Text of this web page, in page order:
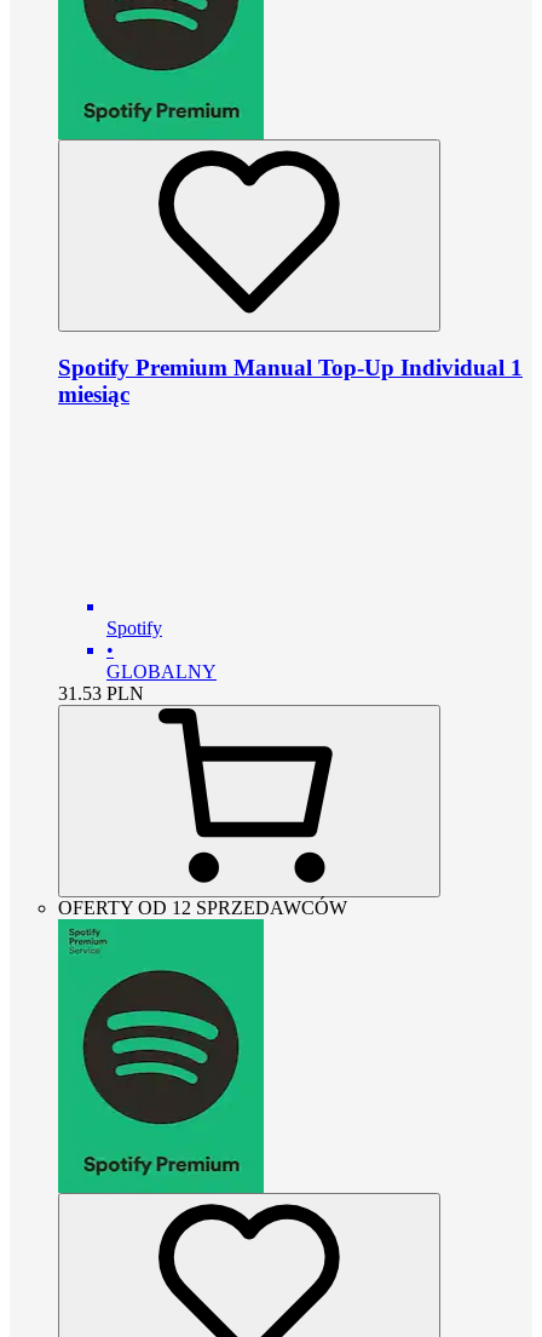
Spotify Premium Manual Top-Up Individual 1
miesiąc
Spotify
•
GLOBALNY
31.53 PLN
OFERTY OD 12 SPRZEDAWCÓW